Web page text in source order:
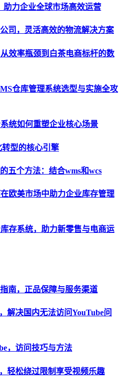
助力企业全球市场高效运营
司，灵活高效的物流解决方案
效率瓶颈到白茶电商标杆的数
仓库管理系统选型与实施全攻
统如何重塑企业核心场景
型的核心引擎
五个方法：结合wms和wcs
欧美市场中助力企业库存管理
存系统，助力新零售与电商运
南，正品保障与服务渠道
解决国内无法访问YouTube问
，访问技巧与方法
轻松绕过限制享受视频乐趣